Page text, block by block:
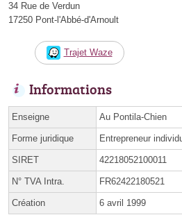
34 Rue de Verdun
17250 Pont-l'Abbé-d'Arnoult
Trajet Waze
Informations
Enseigne Au Pontila-Chien
Forme juridique Entrepreneur
SIRET 42218052100011
N° TVA Intra. FR62422180521
Création 6 avril 1999